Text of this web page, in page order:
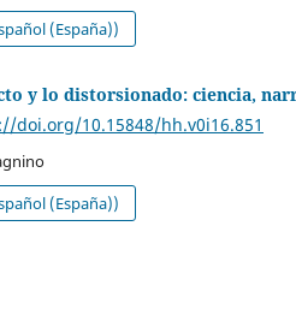
(España))
y lo distorsionado: ciencia,
doi.org/10.15848/hh.v0i16.851
(España))